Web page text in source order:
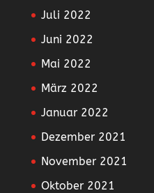
Juli 2022
Juni 2022
Mai 2022
März 2022
Januar 2022
Dezember 2021
November 2021
Oktober 2021